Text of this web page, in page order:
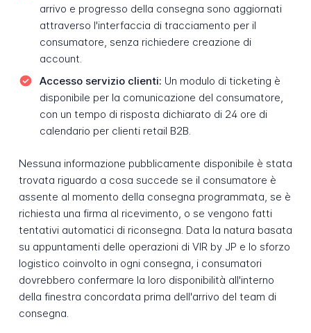
arrivo e progresso della consegna sono aggiornati
attraverso l'interfaccia di tracciamento per il
consumatore, senza richiedere creazione di
account.
Accesso servizio clienti: Un modulo di ticketing è
disponibile per la comunicazione del consumatore,
con un tempo di risposta dichiarato di 24 ore di
calendario per clienti retail B2B.
Nessuna informazione pubblicamente disponibile è stata
trovata riguardo a cosa succede se il consumatore è
assente al momento della consegna programmata, se è
richiesta una firma al ricevimento, o se vengono fatti
tentativi automatici di riconsegna. Data la natura basata
su appuntamenti delle operazioni di VIR by JP e lo sforzo
logistico coinvolto in ogni consegna, i consumatori
dovrebbero confermare la loro disponibilità all'interno
della finestra concordata prima dell'arrivo del team di
consegna.